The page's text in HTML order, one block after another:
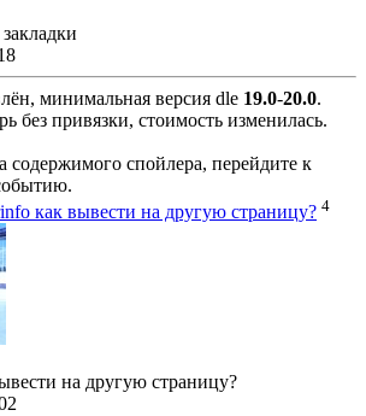
минимальная версия dle 19.0-20.0.
без привязки, стоимость изменилась.
содержимого спойлера, перейдите к
как вывести на другую страницу? 4
на другую страницу?